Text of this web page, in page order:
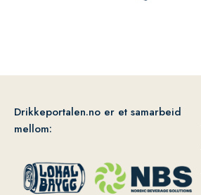
Drikkeportalen.no er et samarbeid
mellom: